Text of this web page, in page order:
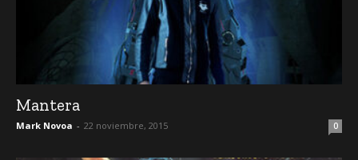
Mantera
Mark Novoa - 22 noviembre, 2015 0